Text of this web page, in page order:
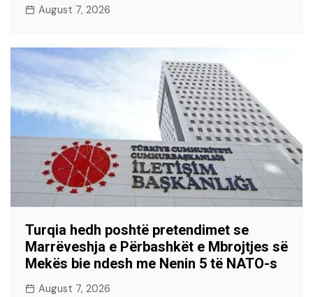
August 7, 2026
Turqia hedh poshtë pretendimet se
Marrëveshja e Përbashkët e Mbrojtjes së
Mekës bie ndesh me Nenin 5 të NATO-s
August 7, 2026